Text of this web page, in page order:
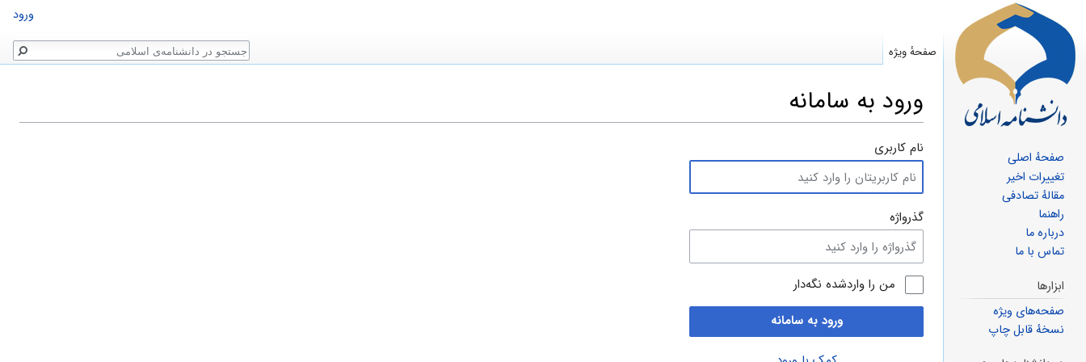
ورود به سامانه
پرش
ناوبری
پرش
جستجو
نام کاربری
گذرواژه
من را واردشده نگه‌دار
ورود به سامانه
ورود
صفحهٔ ویژه جستجو
صفحهٔ اصلی
تغییرات اخیر
مقالهٔ تصادفی
راهنما
درباره ما
تماس با ما
ابزارها
صفحه‌های ویژه
نسخهٔ قابل چاپ